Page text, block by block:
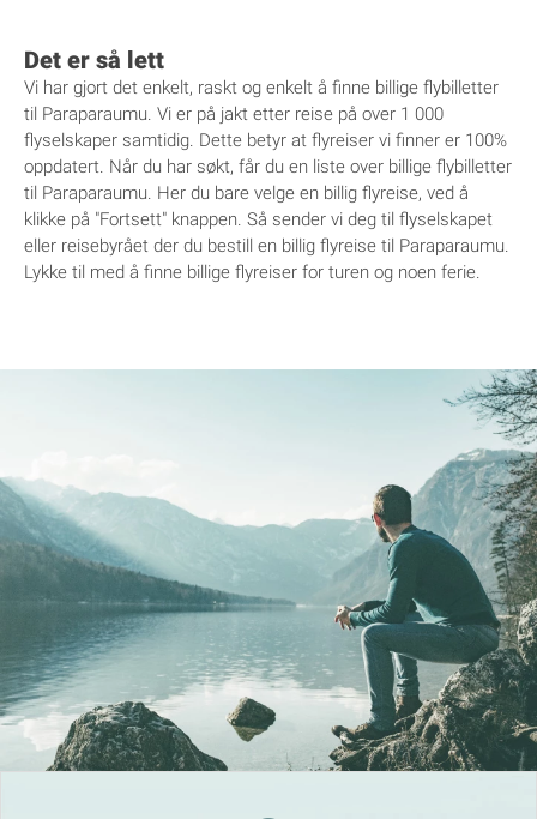
Det er så lett
Vi har gjort det enkelt, raskt og enkelt å finne billige flybilletter
til Paraparaumu. Vi er på jakt etter reise på over 1 000
flyselskaper samtidig. Dette betyr at flyreiser vi finner er 100%
oppdatert. Når du har søkt, får du en liste over billige flybilletter
til Paraparaumu. Her du bare velge en billig flyreise, ved å
klikke på "Fortsett" knappen. Så sender vi deg til flyselskapet
eller reisebyrået der du bestill en billig flyreise til Paraparaumu.
Lykke til med å finne billige flyreiser for turen og noen ferie.